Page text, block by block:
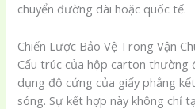
chuyển đường dài hoặc quốc tế.
Chiến Lược Bảo Vệ Trong Vận
Cấu trúc của hộp carton thường
dụng độ cứng của giấy phẳng
sóng. Sự kết hợp này không chỉ